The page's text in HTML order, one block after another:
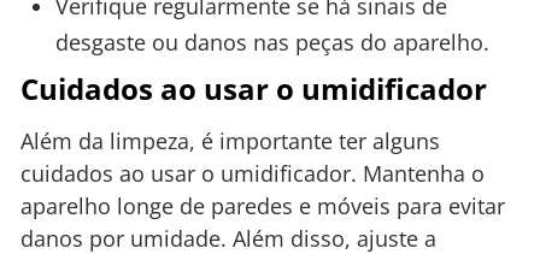
desgaste ou danos nas peças do aparelho.
Cuidados ao usar o umidificador
Além da limpeza, é importante ter alguns
cuidados ao usar o umidificador. Mantenha o
aparelho longe de paredes e móveis para evitar
danos por umidade. Além disso, ajuste a